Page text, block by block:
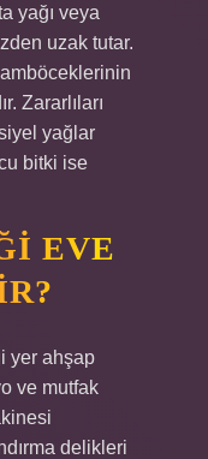
yağı veya
uzak tutar.
Zararlıları
yağlar
bitki ise
EVE
yer ahşap
ve mutfak
delikleri